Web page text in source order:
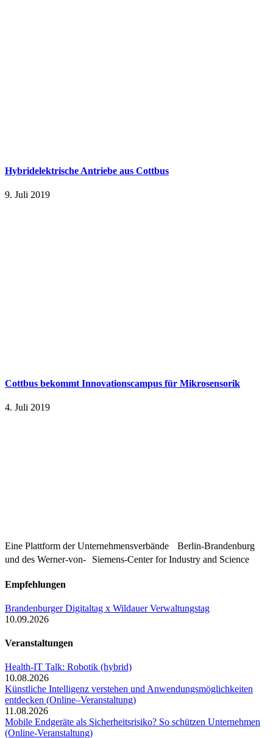
Hybridelektrische Antriebe aus Cottbus
9. Juli 2019
Cottbus bekommt Innovationscampus für Mikrosensorik
4. Juli 2019
Eine Plattform derUnternehmensverbände Berlin-Brandenburg
und des Werner-von- Siemens-Center for Industry and Science
Empfehlungen
Brandenburger Digitaltag x Wildauer Verwaltungstag
10.09.2026
Veranstaltungen
Health-IT Talk: Robotik (hybrid)
10.08.2026
Künstliche Intelligenz verstehen und Anwendungsmöglichkeiten
entdecken (Online–Veranstaltung)
11.08.2026
Mobile Endgeräte als Sicherheitsrisiko? So schützen Unternehmen
(Online-Veranstaltung)